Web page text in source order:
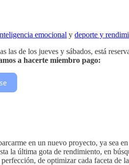
emocional y deporte y
las de los jueves y sábados, está
a hacerte miembro pago:
en un nuevo proyecto, ya
la última gota de rendimiento, en
de optimizar cada faceta